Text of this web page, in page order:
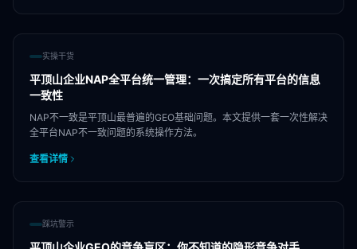
实操干货
平顶山企业NAP全平台统一管理：一次搞定所有平台的信息
一致性
NAP不一致是平顶山最普遍的GEO基础问题。本文提供一套一次性解决
全平台NAP不一致问题的系统操作方法。
查看详情
踩坑警示